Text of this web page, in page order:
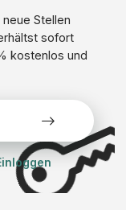
Stellen
sofort
kostenlos und